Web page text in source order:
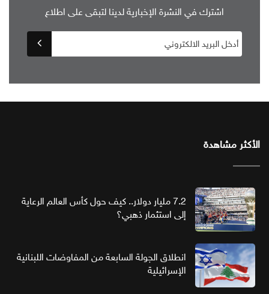
اشترك في النشرة الإخبارية لدينا لتبقى على اطلاع
الأكثر مشاهدة
7.2 مليار دولار.. كيف حول كأس العالم الرعاية
إلى استثمار ذهبي؟
انطلاق الجولة السابعة من المفاوضات اللبنانية
الإسرائيلية